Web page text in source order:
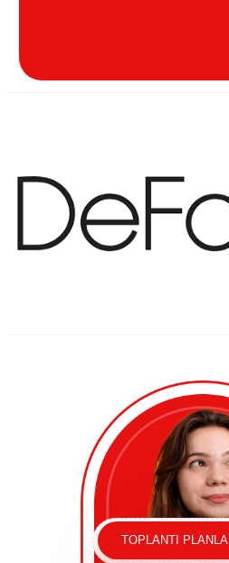
TOPLANTI PLANLA